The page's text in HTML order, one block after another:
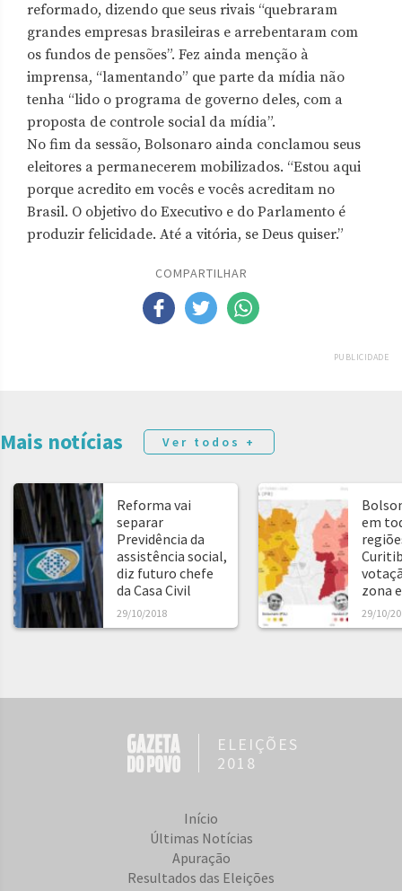
reformado, dizendo que seus rivais “quebraram
grandes empresas brasileiras e arrebentaram com
os fundos de pensões”. Fez ainda menção à
imprensa, “lamentando” que parte da mídia não
tenha “lido o programa de governo deles, com a
proposta de controle social da mídia”.
No fim da sessão, Bolsonaro ainda conclamou seus
eleitores a permanecerem mobilizados. “Estou aqui
porque acredito em vocês e vocês acreditam no
Brasil. O objetivo do Executivo e do Parlamento é
produzir felicidade. Até a vitória, se Deus quiser.”
COMPARTILHAR
PUBLICIDADE
Mais notícias Ver todos +
Reforma vai
separar
Previdência da
assistência social,
diz futuro chefe
da Casa Civil
29/10/2018
em
zona
29/10/
ELEIÇÕES
2018
Início
Últimas Notícias
Apuração
Resultados das Eleições